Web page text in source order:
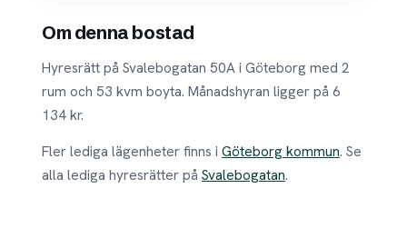
Om denna bostad
Hyresrätt på Svalebogatan 50A i Göteborg med 2
rum och 53 kvm boyta. Månadshyran ligger på 6
134 kr.
Fler lediga lägenheter finns i Göteborg kommun. Se
alla lediga hyresrätter på Svalebogatan.